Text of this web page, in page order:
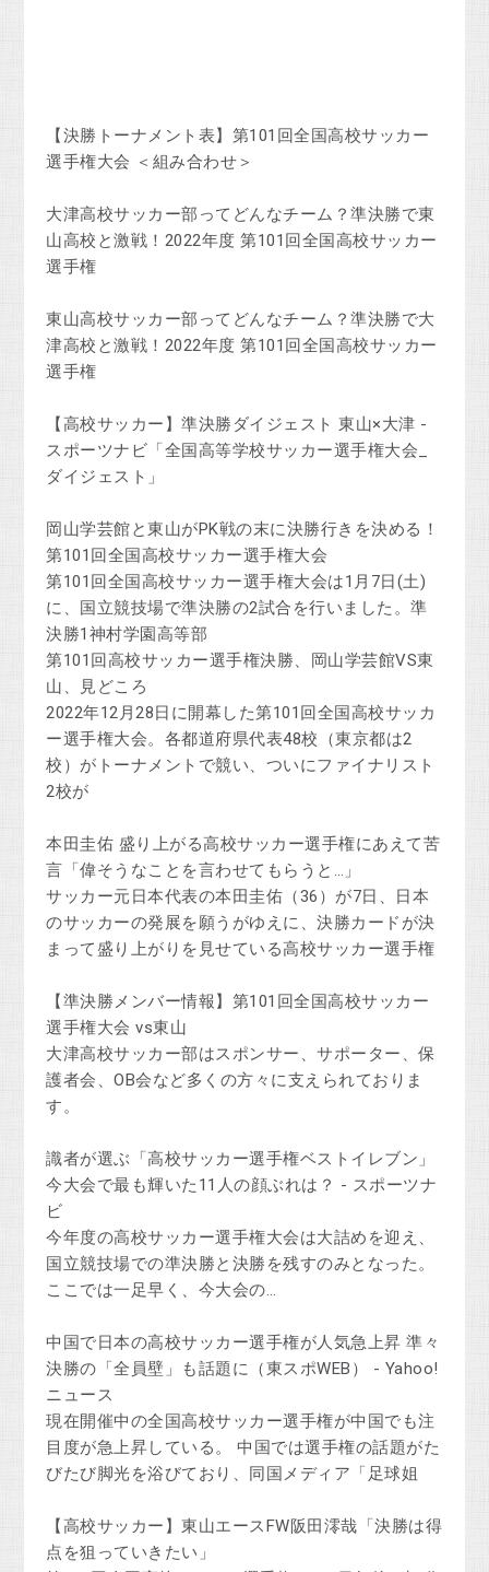
【決勝トーナメント表】第101回全国高校サッカー
選手権大会 ＜組み合わせ＞
大津高校サッカー部ってどんなチーム？準決勝で東
山高校と激戦！2022年度 第101回全国高校サッカー
選手権
東山高校サッカー部ってどんなチーム？準決勝で大
津高校と激戦！2022年度 第101回全国高校サッカー
選手権
【高校サッカー】準決勝ダイジェスト 東山×大津 -
スポーツナビ「全国高等学校サッカー選手権大会_
ダイジェスト」
岡山学芸館と東山がPK戦の末に決勝行きを決める！
第101回全国高校サッカー選手権大会
第101回全国高校サッカー選手権大会は1月7日(土)
に、国立競技場で準決勝の2試合を行いました。準
決勝1神村学園高等部
第101回高校サッカー選手権決勝、岡山学芸館VS東
山、見どころ
2022年12月28日に開幕した第101回全国高校サッカ
ー選手権大会。各都道府県代表48校（東京都は2
校）がトーナメントで競い、ついにファイナリスト
2校が
本田圭佑 盛り上がる高校サッカー選手権にあえて苦
言「偉そうなことを言わせてもらうと…」
サッカー元日本代表の本田圭佑（36）が7日、日本
のサッカーの発展を願うがゆえに、決勝カードが決
まって盛り上がりを見せている高校サッカー選手権
【準決勝メンバー情報】第101回全国高校サッカー
選手権大会 vs東山
大津高校サッカー部はスポンサー、サポーター、保
護者会、OB会など多くの方々に支えられておりま
す。
識者が選ぶ「高校サッカー選手権ベストイレブン」
今大会で最も輝いた11人の顔ぶれは？ - スポーツナ
ビ
今年度の高校サッカー選手権大会は大詰めを迎え、
国立競技場での準決勝と決勝を残すのみとなった。
ここでは一足早く、今大会の…
中国で日本の高校サッカー選手権が人気急上昇 準々
決勝の「全員壁」も話題に（東スポWEB） - Yahoo!
ニュース
現在開催中の全国高校サッカー選手権が中国でも注
目度が急上昇している。 中国では選手権の話題がた
びたび脚光を浴びており、同国メディア「足球姐
【高校サッカー】東山エースFW阪田澪哉「決勝は得
点を狙っていきたい」